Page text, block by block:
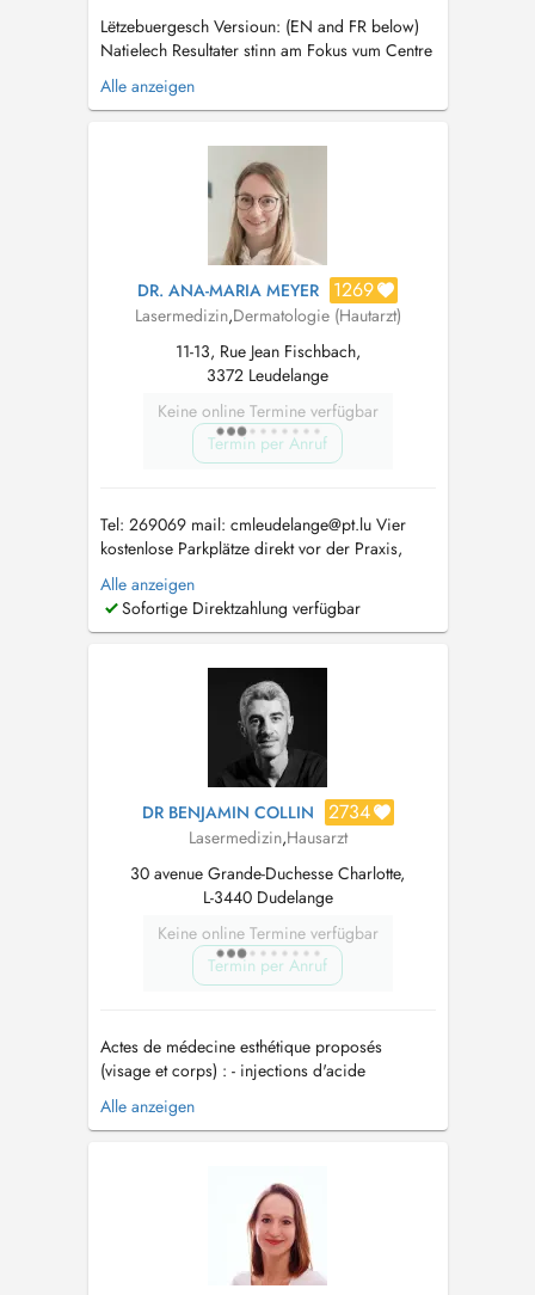
Lëtzebuergesch Versioun: (EN and FR below)
Natielech Resultater stinn am Fokus vum Centre
de dermatologie esthétique. Den Dr Gieres
praktizéiert zënter iwwert engem Joerzéngt als
medizinescher Ausbildung an der Schwäiz
profitéieren. Hien beréit an tra...
Alle anzeigen
DR. ANA-MARIA MEYER 1269
Lasermedizin,Dermatologie (Hautarzt)
11-13, Rue Jean Fischbach,
3372 Leudelange
Keine online Termine verfügbar
Termin per Anruf
Tel: 269069 mail: cmleudelange@pt.luVier
kostenlose Parkplätze direkt vor der Praxis,
jeweils für 30 Minuten (LALUX) Dr. Meyer ist
eine erfahrene Dermatologin mit umfassender
Expertise in dermatologischer Chirurgie,
Medizin. Nach langjähriger Tätigk...
Alle anzeigen
Sofortige Direktzahlung verfügbar
DR BENJAMIN COLLIN 2734
Lasermedizin,Hausarzt
30 avenue Grande-Duchesse Charlotte,
L-3440 Dudelange
Keine online Termine verfügbar
Termin per Anruf
Actes de médecine esthétique proposés
(visage et corps) : - injections d'acide
hyaluronique - injections de toxine botulique
(botox) - injections d'inducteurs de collagène
pose de fils tenseurs Aptos (expert...
Alle anzeigen